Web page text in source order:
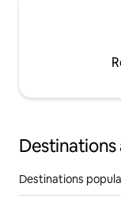
Destinations